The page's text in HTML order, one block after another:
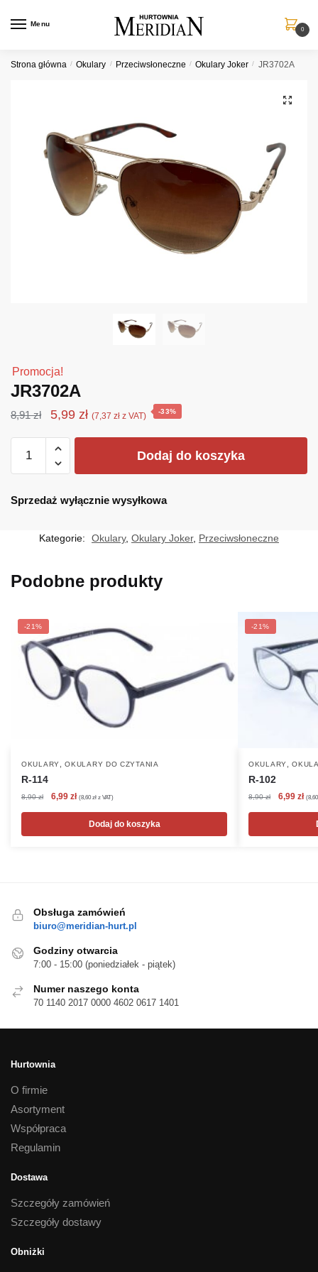
Menu
0
Strona główna / Okulary / Przeciwsłoneczne / Okulary Joker / JR3702A
Promocja!
JR3702A
8,91zł
Pierwotna
cena
wynosiła:
8,91 zł.
5,99 złAktualna
cena
5,99 zł.
(7,37 zł z VAT) -33%
JR3702A
Dodaj do koszyka
Sprzedaż wyłącznie wysyłkowa
Kategorie: Okulary, Okulary Joker, Przeciwsłoneczne
Podobne produkty
-21%
OKULARY,OKULARY DO CZYTANIA
R-114
8,90zł
Pierwotna
8,90 zł.
6,99 złAktualna
wynosi:
6,99 zł.
(8,60 zł z VAT)
Dodaj do koszyka
-21%
OKULARY,
R-102
8,90zł
Pierwotna
8,90 zł.
6,99 zł (
Obsługa zamówień
biuro@meridian-hurt.pl
Godziny otwarcia
7:00 - 15:00 (poniedziałek - piątek)
Numer naszego konta
70 1140 2017 0000 4602 0617 1401
Hurtownia
O firmie
Asortyment
Współpraca
Regulamin
Dostawa
Szczegóły zamówień
Szczegóły dostawy
Obniżki